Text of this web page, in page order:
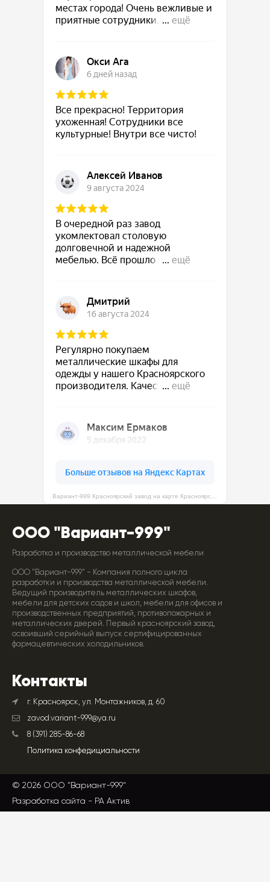
ООО "Вариант-999"
Разработка и производство металлической мебели
ООО "Вариант-999" - Компания полного цикла
разработки и производства металлической мебели.
Ведущий производитель металлических шкафов,
мебели для детских садов и школ, мебели для офисов и
производственных предприятий, противопожарных и
металлических дверей. Первый красноярский завод,
освоивший серийный выпуск сертифицированных
фармацевтических холодильников.
Контакты
г. Красноярск, ул. Монтажников, д. 60
zavod.variant-999@ya.ru
8 (391) 285-86-68
Политика конфедициальности
© 2026 ООО "Вариант-999"
Разработка сайта - РА Актив